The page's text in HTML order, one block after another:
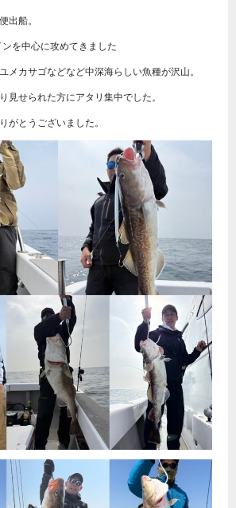
出船。
を中心に攻めてきました
メカサゴなどなど中深海らしい魚種が沢山。
見せられた方にアタリ集中でした。
がとうございました。